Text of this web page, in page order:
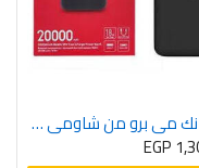
باور بانك مي برو من شاومي بضمان 3 شهور، 20000 مللي امبير في الساعة ,اللون اسود
EGP